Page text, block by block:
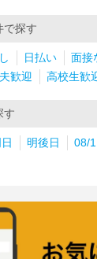
で探す
日払い 面接
歓迎
高校生歓
す
明後日 08/